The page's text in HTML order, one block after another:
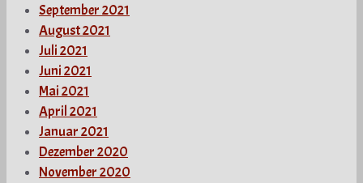
September 2021
August 2021
Juli 2021
Juni 2021
Mai 2021
April 2021
Januar 2021
Dezember 2020
November 2020